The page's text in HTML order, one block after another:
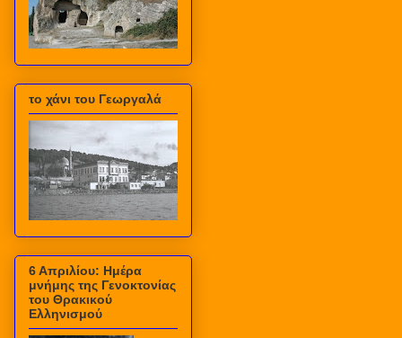
το χάνι του Γεωργαλά
6 Απριλίου: Ημέρα
μνήμης της Γενοκτονίας
του Θρακικού
Ελληνισμού